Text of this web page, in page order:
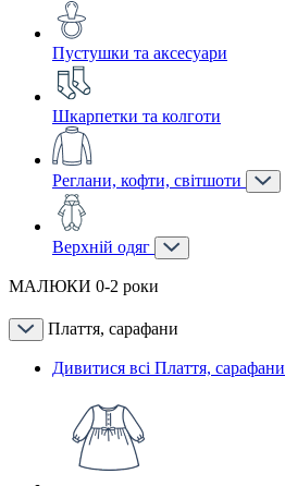
Пустушки та аксесуари
Шкарпетки та колготи
Реглани, кофти, світшоти
Верхній одяг
МАЛЮКИ 0-2 роки
Плаття, сарафани
Дивитися всі Плаття, сарафани